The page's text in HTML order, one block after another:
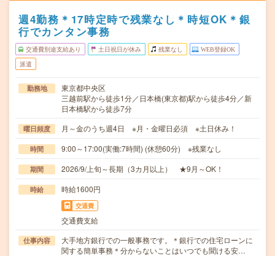
週4勤務＊17時定時で残業なし＊時短OK＊銀
行でカンタン事務
交通費別途支給あり 土日祝日が休み 残業なし WEB登録OK
派遣
勤務地
東京都中央区
三越前駅から徒歩1分／日本橋(東京都)駅から徒歩4分／新
日本橋駅から徒歩7分
曜日頻度 月～金のうち週4日 ※月・金曜日必須 ※土日休み！
時間 9:00～17:00(実働:7時間) (休憩60分) ※残業なし
期間 2026/9/上旬～長期（3カ月以上） ★9月～OK！
時給 時給1600円
交通費
交通費支給
仕事内容
大手地方銀行での一般事務です。＊銀行での住宅ローンに
関する簡単事務＊分からないことはいつでも聞ける安…